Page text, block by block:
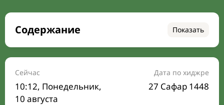
Содержание Показать
Время намаза на сегодня
Расписание на месяц
Время Сухура и Ифтара на сегодня
Сейчас
10:12, Понедельник,
10 августа
Дата по хиджре
27 Сафар 1448